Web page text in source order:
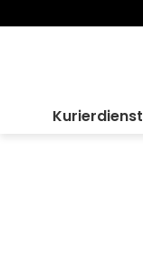
Kurierdienst